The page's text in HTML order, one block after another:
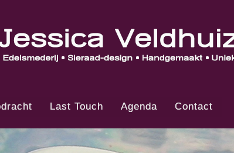
Last Touch Agenda Contact